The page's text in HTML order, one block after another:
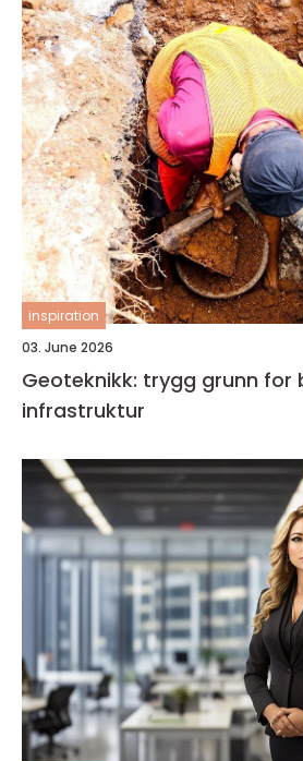
inspiration
03. June 2026
Geoteknikk: trygg grunn for
infrastruktur